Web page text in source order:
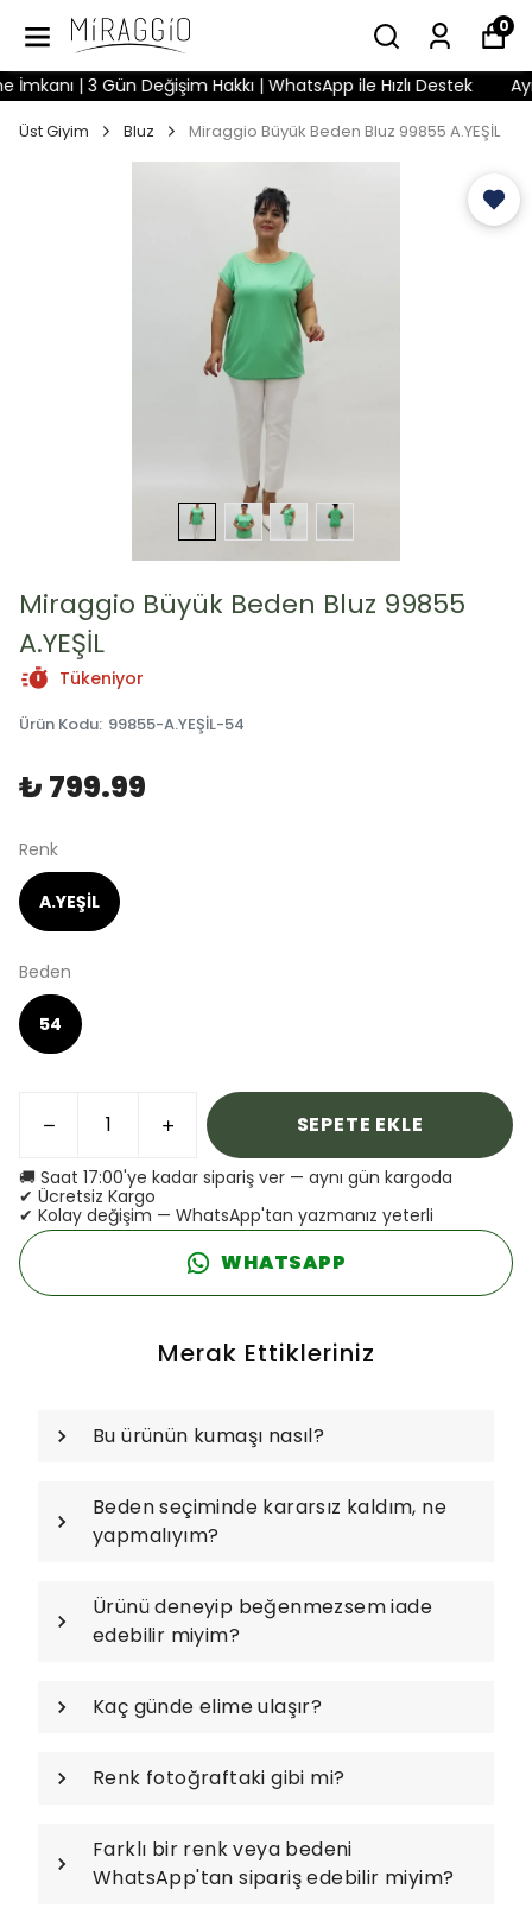
0
| 3 Gün Değişim Hakkı | WhatsApp ile Hızlı Destek
Üst Giyim Bluz Miraggio Büyük Beden Bluz 99855 A.YEŞİL
Miraggio Büyük Beden Bluz 99855
A.YEŞİL
Tükeniyor
Ürün Kodu: 99855-A.YEŞİL-54
₺ 799.99
Renk
A.YEŞİL
Beden
54
SEPETE EKLE
🚚 Saat 17:00'ye kadar sipariş ver — aynı gün kargoda
✔ Ücretsiz Kargo
✔ Kolay değişim — WhatsApp'tan yazmanız yeterli
WHATSAPP
Merak Ettikleriniz
Bu ürünün kumaşı nasıl?
Beden seçiminde kararsız kaldım, ne
yapmalıyım?
Ürünü deneyip beğenmezsem iade
edebilir miyim?
Kaç günde elime ulaşır?
Renk fotoğraftaki gibi mi?
Farklı bir renk veya bedeni
WhatsApp'tan sipariş edebilir miyim?